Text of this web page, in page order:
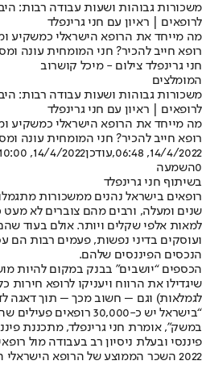
משכורות גבוהות ושעות עבודה רבות:
לרופאים | ראיון עם חני גרינפלד
מה מייחד את הרופא הישראלי כמשקיע
רופא חייב להכיר? חני המומחית עונה
חני גרינפלד צילום - מיכל קושרוב
המומלצים
משכורות גבוהות ושעות עבודה רבות:
לרופאים | ראיון עם חני גרינפלד
מה מייחד את הרופא הישראלי כמשקיע
רופא חייב להכיר? חני המומחית עונה
14/4/2022, 06:48
,עודכן14/4/2022, 10:00
0השמעה
בשיתוף חני גרינפלד
שנים ומעלה, ורבים מהם צוברים לא
למאות אלפי שקלים ויותר. אולם בעוד
ועוסקים בדיני נפשות, פעמים רבות הם
הנכסים הפיננסים שלהם.
הכספים “יושבים” בבנק במקום להיות
שיגדילו את הרווח ויעניקו לרופא
לגמלאות) וגם – חשוב מכך – תוך דאגה
“בישראל יש כ-30,000
במשק”, אומרת חני גרינפלד, מתכננת
פיננסי ובעלת ניסיון רב בעבודה מול